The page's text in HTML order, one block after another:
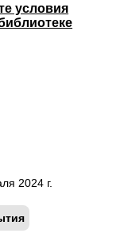
условия
2024 г.